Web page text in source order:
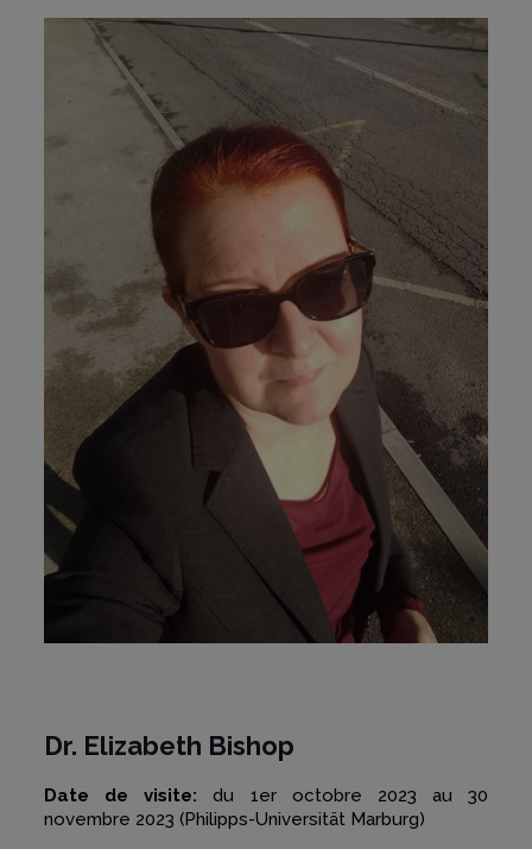
Dr. Elizabeth Bishop
Date de visite: du 1er octobre 2023 au 30
novembre 2023 (Philipps-Universität Marburg)